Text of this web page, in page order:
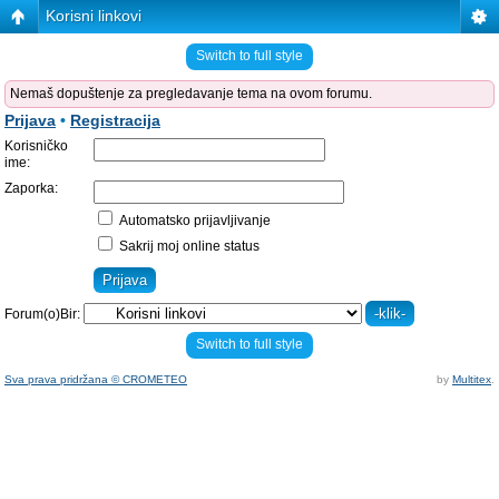
Korisni linkovi
Switch to full style
Nemaš dopuštenje za pregledavanje tema na ovom forumu.
Prijava • Registracija
Korisničko
ime:
Zaporka:
Automatsko prijavljivanje
Sakrij moj online status
Forum(o)Bir:
Switch to full style
Sva prava pridržana © CROMETEO by Multitex